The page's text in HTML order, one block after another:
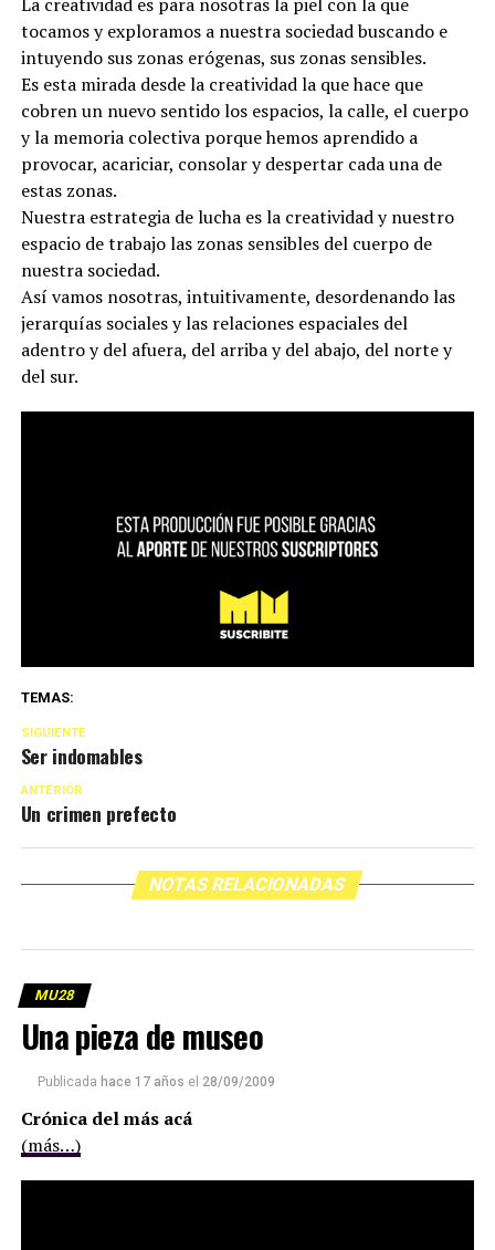
tocamos y exploramos a nuestra sociedad buscando e
intuyendo sus zonas erógenas, sus zonas sensibles.
Es esta mirada desde la creatividad la que hace que
cobren un nuevo sentido los espacios, la calle, el cuerpo
y la memoria colectiva porque hemos aprendido a
provocar, acariciar, consolar y despertar cada una de
estas zonas.
Nuestra estrategia de lucha es la creatividad y nuestro
espacio de trabajo las zonas sensibles del cuerpo de
nuestra sociedad.
Así vamos nosotras, intuitivamente, desordenando las
jerarquías sociales y las relaciones espaciales del
adentro y del afuera, del arriba y del abajo, del norte y
del sur.
TEMAS:
SIGUIENTE
Ser indomables
ANTERIOR
Un crimen prefecto
NOTAS RELACIONADAS
MU28
Una pieza de museo
Publicada hace 17 años el 28/09/2009
Crónica del más acá
(más…)